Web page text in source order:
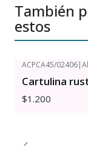
También
estos
ACPCA45/02406|
Cartulina
$1.200